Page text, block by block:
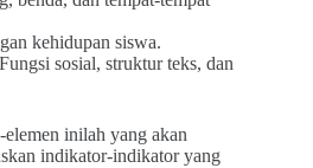
kehidupan siswa.
Fungsi sosial, struktur teks, dan
elemen inilah yang akan
indikator-indikator yang